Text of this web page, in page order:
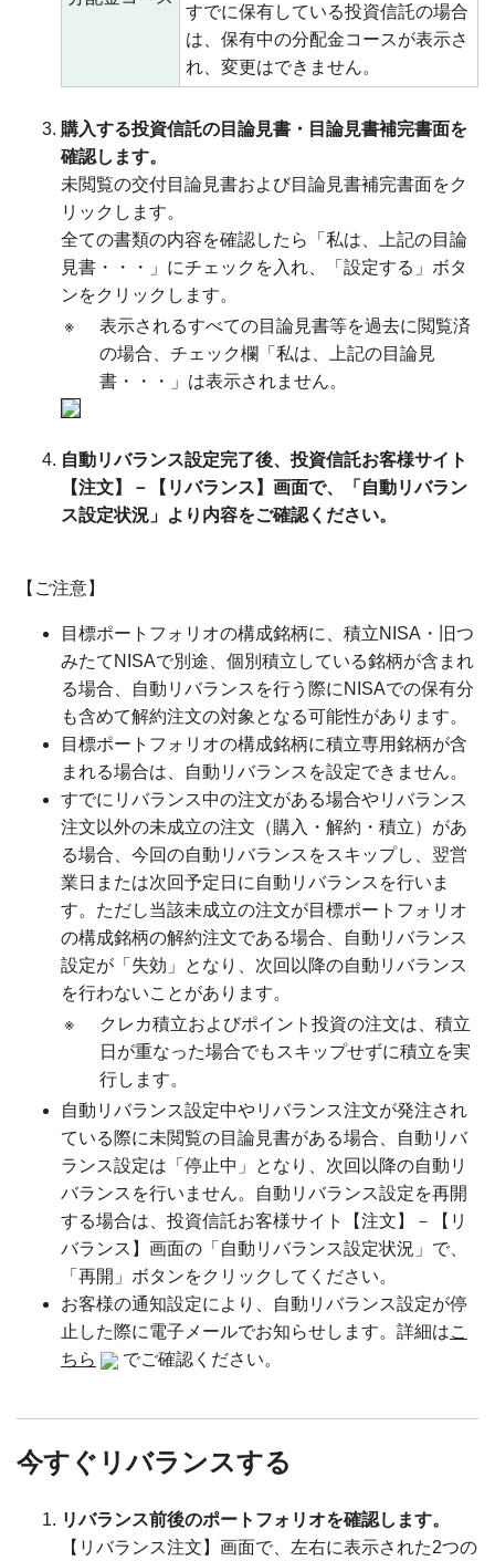
すでに保有している投資信託の場合
は、保有中の分配金コースが表示さ
れ、変更はできません。
購入する投資信託の目論見書・目論見書補完書面を
確認します。
未閲覧の交付目論見書および目論見書補完書面をク
リックします。
全ての書類の内容を確認したら「私は、上記の目論
見書・・・」にチェックを入れ、「設定する」ボタ
ンをクリックします。
※
表示されるすべての目論見書等を過去に閲覧済
の場合、チェック欄「私は、上記の目論見
書・・・」は表示されません。
自動リバランス設定完了後、投資信託お客様サイト
【注文】－【リバランス】画面で、「自動リバラン
ス設定状況」より内容をご確認ください。
【ご注意】
目標ポートフォリオの構成銘柄に、積立NISA・旧つ
みたてNISAで別途、個別積立している銘柄が含まれ
る場合、自動リバランスを行う際にNISAでの保有分
も含めて解約注文の対象となる可能性があります。
目標ポートフォリオの構成銘柄に積立専用銘柄が含
まれる場合は、自動リバランスを設定できません。
すでにリバランス中の注文がある場合やリバランス
注文以外の未成立の注文（購入・解約・積立）があ
る場合、今回の自動リバランスをスキップし、翌営
業日または次回予定日に自動リバランスを行いま
す。ただし当該未成立の注文が目標ポートフォリオ
の構成銘柄の解約注文である場合、自動リバランス
設定が「失効」となり、次回以降の自動リバランス
を行わないことがあります。
※
クレカ積立およびポイント投資の注文は、積立
日が重なった場合でもスキップせずに積立を実
行します。
自動リバランス設定中やリバランス注文が発注され
ている際に未閲覧の目論見書がある場合、自動リバ
ランス設定は「停止中」となり、次回以降の自動リ
バランスを行いません。自動リバランス設定を再開
する場合は、投資信託お客様サイト【注文】－【リ
バランス】画面の「自動リバランス設定状況」で、
「再開」ボタンをクリックしてください。
お客様の通知設定により、自動リバランス設定が停
止した際に電子メールでお知らせします。詳細はこ
ちら
でご確認ください。
今すぐリバランスする
リバランス前後のポートフォリオを確認します。
【リバランス注文】画面で、左右に表示された2つの